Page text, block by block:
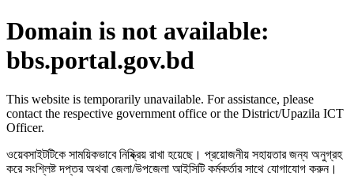
Domain is not available:
bbs.portal.gov.bd
This website is temporarily unavailable. For assistance, please
contact the respective government office or the District/Upazila ICT
Officer.
ওয়েবসাইটটিকে সাময়িকভাবে নিষ্ক্রিয় রাখা হয়েছে। প্রয়োজনীয় সহায়তার জন্য অনুগ্রহ
করে সংশ্লিষ্ট দপ্তর অথবা জেলা/উপজেলা আইসিটি কর্মকর্তার সাথে যোগাযোগ করুন।